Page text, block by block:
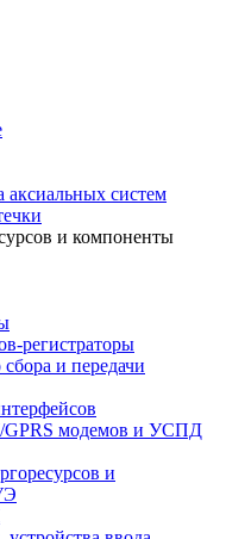
систем
и компоненты
регистраторы
и передачи
GPRS модемов и УСПД
и